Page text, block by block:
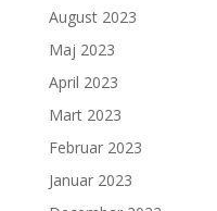
August 2023
Maj 2023
April 2023
Mart 2023
Februar 2023
Januar 2023